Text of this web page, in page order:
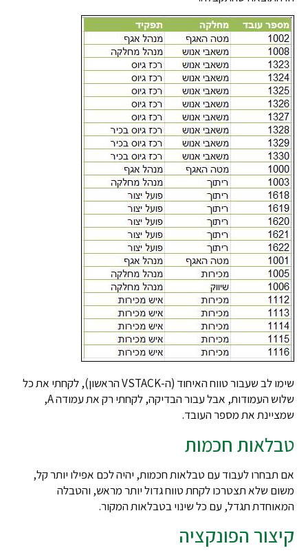
שימו לב שעבור טווח האיחוד (ה-VSTACK הראשון), לקחתי את כל
שלוש העמודות, אבל עבור הבדיקה, לקחתי רק את עמודה A,
שמציינת את מספר העובד.
טבלאות חכמות
אם תבחרו לעבוד עם טבלאות חכמות, יהיה לכם אפילו יותר קל,
משום שלא תצטרכו לקחת טווח גדול יותר מראש, והטבלה
המאוחדת תגדל, עם כל שינוי בטבלאות המקור.
קיצור הפונקציה